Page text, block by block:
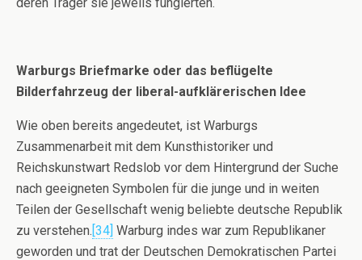
Warburgs Briefmarke oder das beflügelte
Bilderfahrzeug der liberal-aufklärerischen Idee
Wie oben bereits angedeutet, ist Warburgs
Zusammenarbeit mit dem Kunsthistoriker und
Reichskunstwart Redslob vor dem Hintergrund der Suche
nach geeigneten Symbolen für die junge und in weiten
Teilen der Gesellschaft wenig beliebte deutsche Republik
zu verstehen.[34] Warburg indes war zum Republikaner
geworden und trat der Deutschen Demokratischen Partei